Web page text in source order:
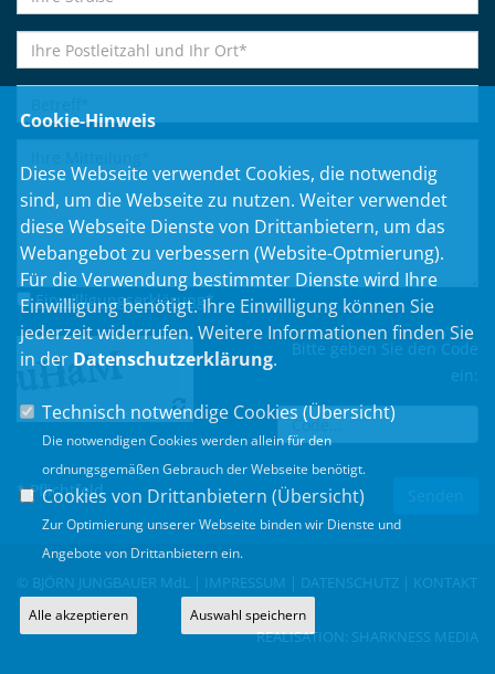
Einwilligungserklärung*
Bitte geben Sie den Code
ein:
* Pflichtfeld
© BJÖRN JUNGBAUER MdL | IMPRESSUM DATENSCHUTZ KONTAKT
REALISATION: SHARKNESS MEDIA
Cookie-Hinweis
Diese Webseite verwendet Cookies, die notwendig
sind, um die Webseite zu nutzen. Weiter verwendet
diese Webseite Dienste von Drittanbietern, um das
Webangebot zu verbessern (Website-Optmierung).
Für die Verwendung bestimmter Dienste wird Ihre
Einwilligung benötigt. Ihre Einwilligung können Sie
jederzeit widerrufen. Weitere Informationen finden Sie
in der Datenschutzerklärung.
Technisch notwendige Cookies (Übersicht)
Die notwendigen Cookies werden allein für den
ordnungsgemäßen Gebrauch der Webseite benötigt.
Cookies von Drittanbietern (Übersicht)
Zur Optimierung unserer Webseite binden wir Dienste und
Angebote von Drittanbietern ein.
Alle akzeptieren Auswahl speichern